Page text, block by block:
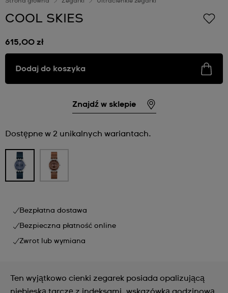
COOL SKIES
615,00 zł
Dodaj do koszyka
Znajdź w sklepie
Dostępne w 2 unikalnych wariantach.
Bezpłatna dostawa
Bezpieczna płatność online
Zwrot lub wymiana
Ten wyjątkowo cienki zegarek posiada opalizującą
niebieską tarczę z indeksami, wskazówką godzinową